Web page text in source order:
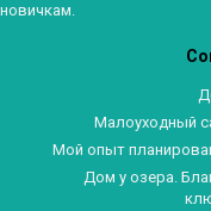
новичкам.
Малоуходный
Мой опыт
Дом у озера.